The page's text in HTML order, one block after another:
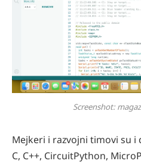
Screenshot:
Mejkeri i razvojni timovi su i
C, C++, CircuitPython,